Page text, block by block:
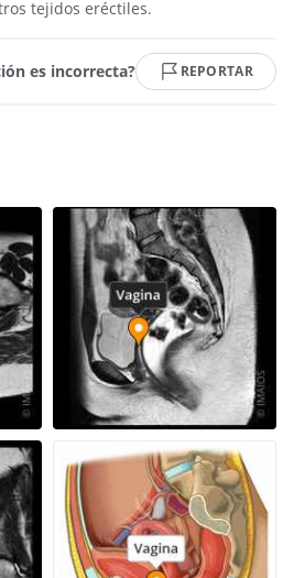
tejidos eréctiles.
es incorrecta? REPORTAR